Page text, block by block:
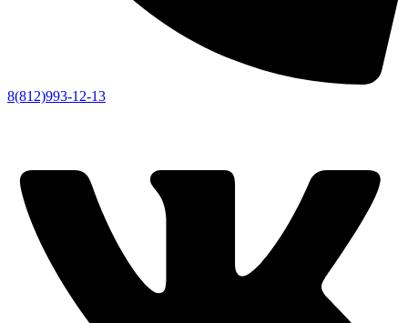
8(812)993-12-13